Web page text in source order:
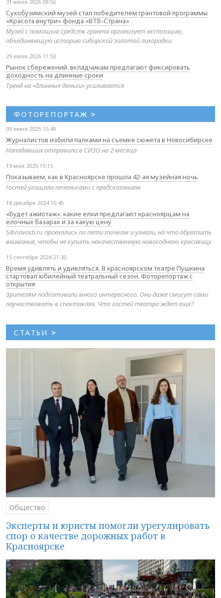
31 июля 2026 08:56
Сухобузимский музей стал победителем грантовой программы
«Красота внутри» фонда «ВТБ-Страна»
Музей с помощью средств гранта организует экспозицию,
объединяющую историю сибирской золотой лихорадки
29 июля 2026 11:50
Рынок сбережений: вкладчикам предлагают фиксировать
доходность на длинные сроки
Тренд на «длинные деньги» усиливается
ФОТОРЕПОРТАЖ >
09 июня 2025 15:40
Журналистов избили палками на съемке сюжета в Новосибирске
Нападавших отправили в СИЗО на 2 месяца
19 мая 2025 15:15
Показываем, как в Красноярске прошла 42-ая музейная ночь
Гостей угощали печеньками с предсказанием
18 декабря 2024 16:45
«Будет ажиотаж»: какие елки предлагают красноярцам на
елочных базарах и за какую цену
Sibnovosti.ru проехались по пяти точкам и узнали, на что обратить
внимание, чтобы не купить некачественную новогоднюю красавицу
15 сентября 2024 21:30
Время удивлять и удивляться. В красноярском театре Пушкина
стартовал юбилейный театральный сезон. Фоторепортаж с
открытия
Зрителям подготовили много интересного. Они даже смогут сами
поучаствовать в спектаклях. Что гостей театра ждет еще?
СТАТЬИ >
Общество
Эксперты и юристы помогли урегулировать
спор о качестве дорожных работ в
Красноярске